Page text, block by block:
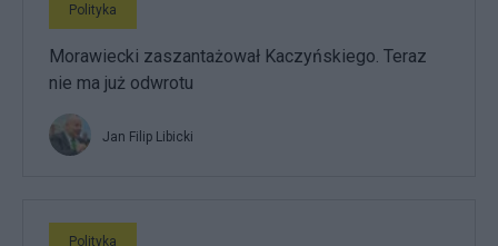
Polityka
Morawiecki zaszantażował Kaczyńskiego. Teraz
nie ma już odwrotu
Jan Filip Libicki
Polityka